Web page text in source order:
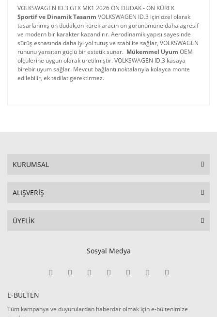
VOLKSWAGEN ID.3 GTX MK1 2026 ÖN DUDAK - ÖN KÜREK
Sportif ve Dinamik Tasarım VOLKSWAGEN ID.3 için özel olarak
tasarlanmış ön dudak,ön kürek aracın ön görünümüne daha agresif
ve modern bir karakter kazandırır. Aerodinamik yapısı sayesinde
sürüş esnasında daha iyi yol tutuş ve stabilite sağlar, VOLKSWAGEN
ruhunu yansıtan güçlü bir estetik sunar. Mükemmel Uyum OEM
ölçülerine uygun olarak üretilmiştir. VOLKSWAGEN ID.3 kasaya
birebir uyum sağlar. Mevcut bağlantı noktalarıyla kolayca monte
edilebilir, ek tadilat gerektirmez.
KURUMSAL
ALIŞVERİŞ
ÜYELİK
Sosyal Medya
E-BÜLTEN
Tüm kampanya ve duyurulardan haberdar olmak için e-bültenimize